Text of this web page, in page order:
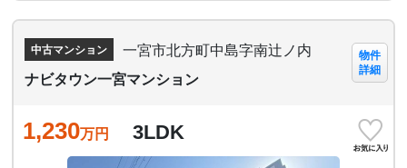
中古マンション
一宮市北方町中島字南辻ノ内
ナビタウン一宮マンション
物件
詳細
1,230万円 3LDK